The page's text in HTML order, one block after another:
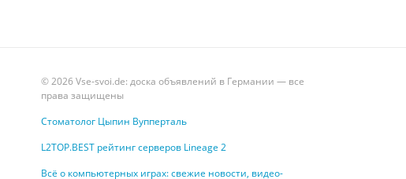
© 2026 Vse-svoi.de: доска объявлений в Германии — все
права защищены
Стоматолог Цыпин Вупперталь
L2TOP.BEST рейтинг серверов Lineage 2
Всё о компьютерных играх: свежие новости, видео-